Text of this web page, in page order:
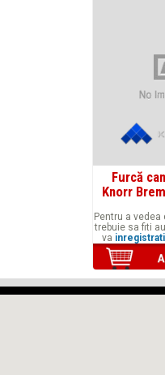
Furcă
Knorr
Pentru a vedea
trebuie sa fiti
va inregistrati